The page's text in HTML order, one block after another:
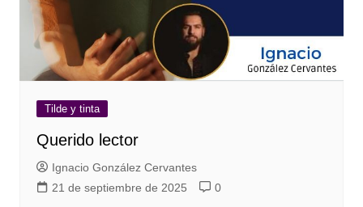
Tilde y tinta
Querido lector
Ignacio González Cervantes
21 de septiembre de 2025
0